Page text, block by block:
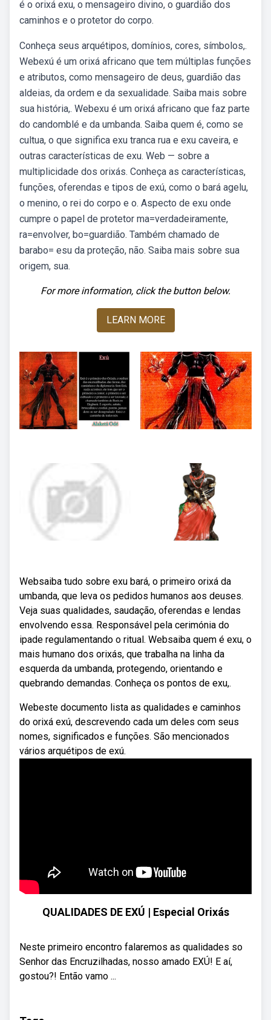
é o orixá exu, o mensageiro divino, o guardião dos
caminhos e o protetor do corpo.
Conheça seus arquétipos, domínios, cores, símbolos,.
Webexú é um orixá africano que tem múltiplas funções
e atributos, como mensageiro de deus, guardião das
aldeias, da ordem e da sexualidade. Saiba mais sobre
sua história,. Webexu é um orixá africano que faz parte
do candomblé e da umbanda. Saiba quem é, como se
cultua, o que significa exu tranca rua e exu caveira, e
outras características de exu. Web — sobre a
multiplicidade dos orixás. Conheça as características,
funções, oferendas e tipos de exú, como o bará agelu,
o menino, o rei do corpo e o. Aspecto de exu onde
cumpre o papel de protetor ma=verdadeiramente,
ra=envolver, bo=guardião. Também chamado de
barabo= esu da proteção, não. Saiba mais sobre sua
origem, sua.
For more information, click the button below.
LEARN MORE
Websaiba tudo sobre exu bará, o primeiro orixá da
umbanda, que leva os pedidos humanos aos deuses.
Veja suas qualidades, saudação, oferendas e lendas
envolvendo essa. Responsável pela cerimónia do
ipade regulamentando o ritual. Websaiba quem é exu, o
mais humano dos orixás, que trabalha na linha da
esquerda da umbanda, protegendo, orientando e
quebrando demandas. Conheça os pontos de exu,.
Webeste documento lista as qualidades e caminhos
do orixá exú, descrevendo cada um deles com seus
nomes, significados e funções. São mencionados
vários arquétipos de exú.
QUALIDADES DE EXÚ | Especial Orixás
Neste primeiro encontro falaremos as qualidades so
Senhor das Encruzilhadas, nosso amado EXÚ! E aí,
gostou?! Então vamo ...